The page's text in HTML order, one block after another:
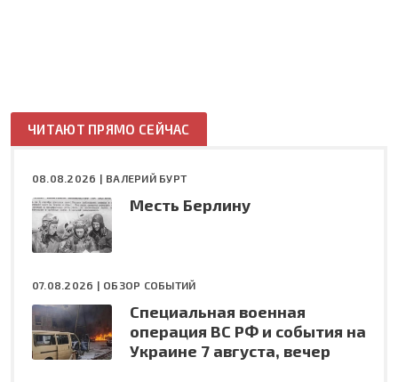
ЧИТАЮТ ПРЯМО СЕЙЧАС
08.08.2026 | ВАЛЕРИЙ БУРТ
Месть Берлину
07.08.2026 | ОБЗОР СОБЫТИЙ
Специальная военная
операция ВС РФ и события на
Украине 7 августа, вечер